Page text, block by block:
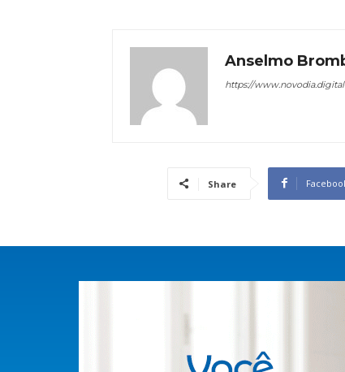
Anselmo
https://www.novodia.digital
Share